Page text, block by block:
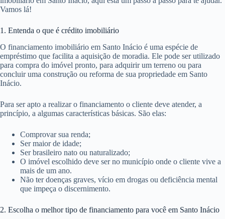
Vamos lá!
1. Entenda o que é crédito imobiliário
O financiamento imobiliário em Santo Inácio é uma espécie de
empréstimo que facilita a aquisição de moradia. Ele pode ser utilizado
para compra do imóvel pronto, para adquirir um terreno ou para
concluir uma construção ou reforma de sua propriedade em Santo
Inácio.
Para ser apto a realizar o financiamento o cliente deve atender, a
princípio, a algumas características básicas. São elas:
Comprovar sua renda;
Ser maior de idade;
Ser brasileiro nato ou naturalizado;
O imóvel escolhido deve ser no município onde o cliente vive a
mais de um ano.
Não ter doenças graves, vício em drogas ou deficiência mental
que impeça o discernimento.
2. Escolha o melhor tipo de financiamento para você em Santo Inácio